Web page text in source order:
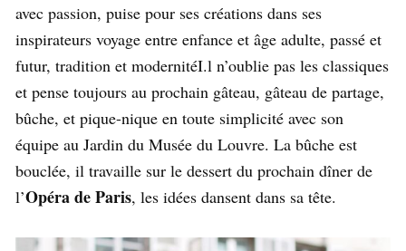
avec passion, puise pour ses créations dans ses
inspirateurs voyage entre enfance et âge adulte, passé et
futur, tradition et modernitéI.l n’oublie pas les classiques
et pense toujours au prochain gâteau, gâteau de partage,
bûche, et pique-nique en toute simplicité avec son
équipe au Jardin du Musée du Louvre. La bûche est
bouclée, il travaille sur le dessert du prochain dîner de
l’Opéra de Paris, les idées dansent dans sa tête.